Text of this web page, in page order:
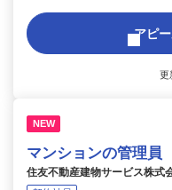
アピ
更
NEW
マンションの管理員
住友不動産建物サービス株式